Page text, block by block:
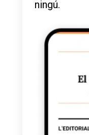
ningú.